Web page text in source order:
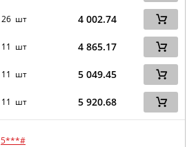
26 шт 4 002.74
11 шт 4 865.17
11 шт 5 049.45
11 шт 5 920.68
5***#